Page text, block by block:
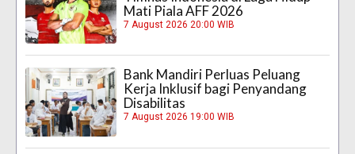
Mati Piala AFF 2026
7 August 2026 20:00 WIB
Bank Mandiri Perluas Peluang
Kerja Inklusif bagi Penyandang
Disabilitas
7 August 2026 19:00 WIB